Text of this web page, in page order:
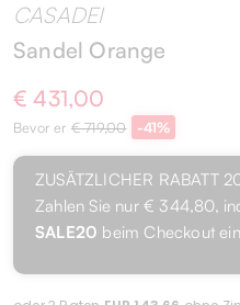
CASADEI
Sandel Orange
€ 431,00
Bevor er € 719,00 -41%
ZUSÄTZLICHER RABATT
Zahlen Sie nur € 344,80,
SALE20 beim Checkout